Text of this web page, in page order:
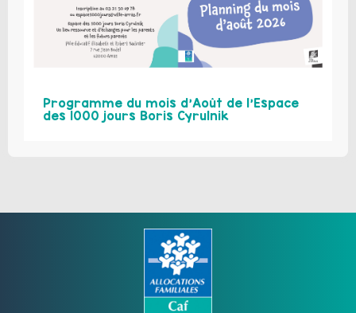
Programme du mois d’Août de l’Espace
des 1000 jours Boris Cyrulnik